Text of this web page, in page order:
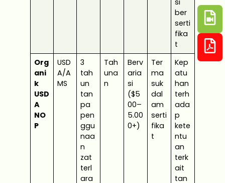
ber
serti
fika
t
Org
ani
k
USD
A
NO
P
USD
A/A
MS
3
tah
un
tan
pa
pen
ggu
naa
n
zat
terl
ara
Tah
una
n
Berv
aria
si
($5
00–
5.00
0+)
Ter
ma
suk
dal
am
serti
fika
t
Kep
atu
han
terh
ada
p
kete
ntu
an
terk
ait
tan